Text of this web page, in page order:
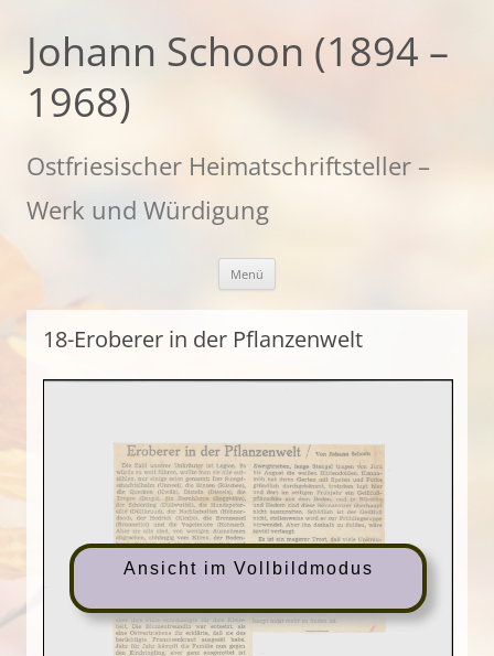
springen
Johann Schoon (1894 –
1968)
Ostfriesischer Heimatschriftsteller –
Werk und Würdigung
Menü
18-Eroberer in der Pflanzenwelt
Ansicht im Vollbildmodus